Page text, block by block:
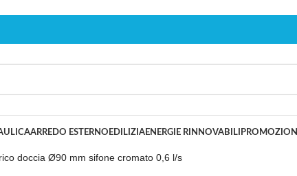
ARREDO ESTERNO EDILIZIAENERGIE RINNOVABILI PROMOZIONI
doccia Ø90 mm sifone cromato 0,6 l/s